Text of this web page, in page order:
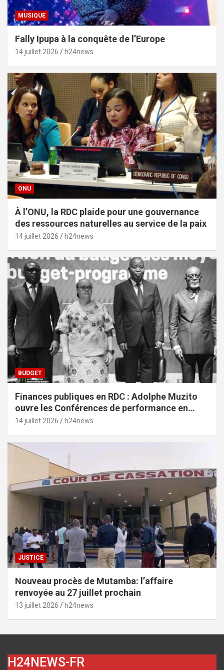
MUSIQUE
Fally Ipupa à la conquête de l’Europe
14 juillet 2026 h24news
ONU
À l’ONU, la RDC plaide pour une gouvernance
des ressources naturelles au service de la paix
14 juillet 2026 h24news
BUDGET
Finances publiques en RDC : Adolphe Muzito
ouvre les Conférences de performance en
prélude au budget-programme de 2028
14 juillet 2026 h24news
JUSTICE
Nouveau procès de Mutamba: l’affaire
renvoyée au 27 juillet prochain
13 juillet 2026 h24news
H24NEWS-FR